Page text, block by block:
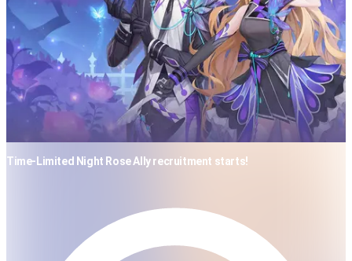
Time-Limited Night Rose Ally recruitment starts!